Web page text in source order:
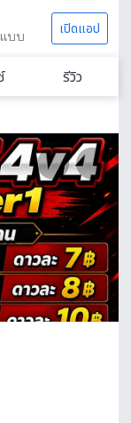
แบบ เปิดแอป
รีวิว